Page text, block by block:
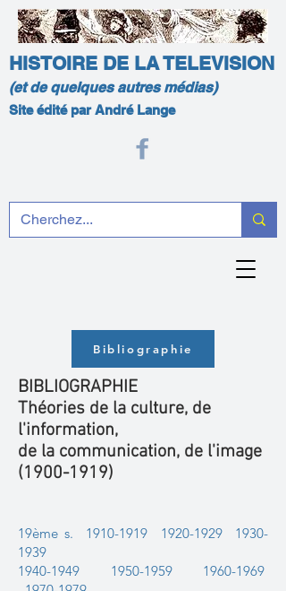
HISTOIRE DE LA TELEVISION
(et de quelques autres médias)
Site édité par André Lange
Bibliographie
BIBLIOGRAPHIE
Théories de la culture, de
l'information,
de la communication, de l'image
(1900-1919)
19ème s. 1910-1919 1920-1929 1930-
1939
1940-1949
1950-1959
1960-1969